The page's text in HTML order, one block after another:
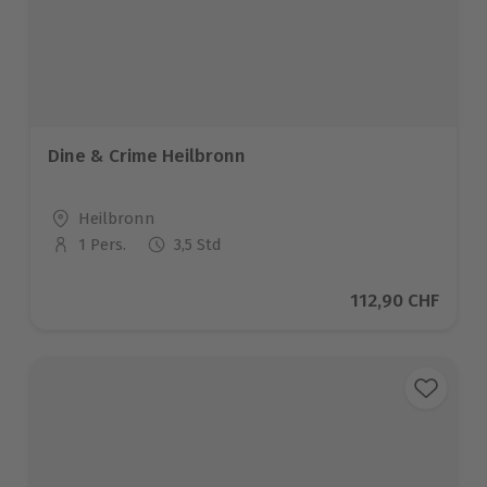
Dine & Crime Heilbronn
Standort
Heilbronn
Anzahl der Teilnehmer
1 Pers. 3,5 Std
Aktueller Preis
112,90 CHF